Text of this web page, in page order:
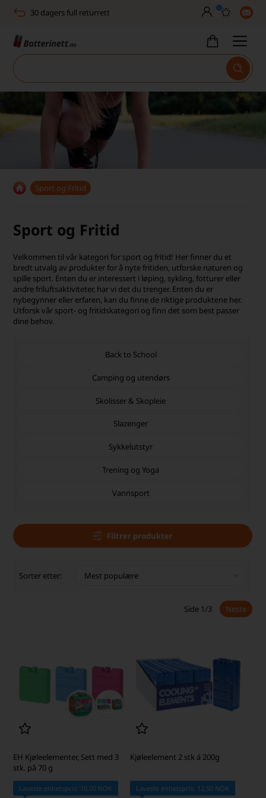
30 dagers full returrett
Billig frakt
Høy kundetilfredshet
Leveringstid 2-5 arbeidsdager
Toll, moms og avgifter inkludert
30 dagers full returrett
Billig frakt
Høy kundetilfredshet
0
Sport og Fritid
Sport og Fritid
Velkommen til vår kategori for sport og fritid! Her finner du et
bredt utvalg av produkter for å nyte fritiden, utforske naturen og
spille sport. Enten du er interessert i løping, sykling, fotturer eller
andre friluftsaktiviteter, har vi det du trenger. Enten du er
nybegynner eller erfaren, kan du finne de riktige produktene her.
Utforsk vår sport- og fritidskategori og finn det som best passer
dine behov.
Back to School
Camping og utendørs
Skolisser & Skopleie
Slazenger
Sykkelutstyr
Trening og Yoga
Vannsport
Filtrer produkter
Sorter etter:
Side 1/3 Neste
EH Kjøleelementer, Sett med 3
stk. på 70 g
Laveste enhetspris: 10,00 NOK
Kjøleelement 2 stk á 200g
Laveste enhetspris: 12,50 NOK